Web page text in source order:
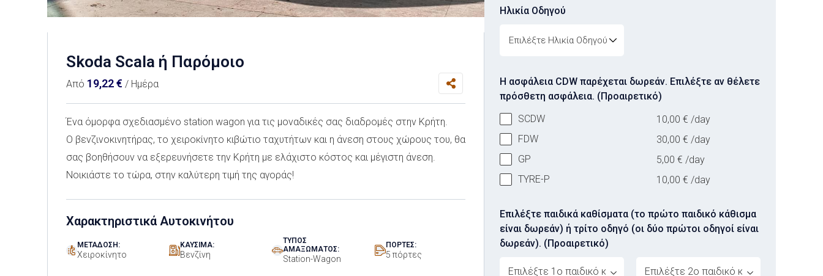
Skoda Scala ή Παρόμοιο
Από 19,22€ / Ημέρα
Ένα όμορφα σχεδιασμένο station wagon για τις μοναδικές σας διαδρομές στην Κρήτη.
Ο βενζινοκινητήρας, το χειροκίνητο κιβώτιο ταχυτήτων και η άνεση στους χώρους του, θα
σας βοηθήσουν να εξερευνήσετε την Κρήτη με ελάχιστο κόστος και μέγιστη άνεση.
Νοικιάστε το τώρα, στην καλύτερη τιμή της αγοράς!
Χαρακτηριστικά Αυτοκινήτου
ΜΕΤΆΔΟΣΗ:
Χειροκίνητο
ΚΑΎΣΙΜΑ:
Βενζίνη
ΤΎΠΟΣ
ΑΜΑΞΏΜΑΤΟΣ:
Station-Wagon
ΠΌΡΤΕΣ:
5 πόρτες
Ηλικία Οδηγού
Η ασφάλεια CDW παρέχεται δωρεάν. Επιλέξτε αν θέλετε
πρόσθετη ασφάλεια. (Προαιρετικό)
SCDW
10,00 € /day
FDW
30,00 € /day
GP
5,00 € /day
TYRE-P
10,00 € /day
Επιλέξτε παιδικά καθίσματα (το πρώτο παιδικό κάθισμα
είναι δωρεάν) ή τρίτο οδηγό (οι δύο πρώτοι οδηγοί είναι
δωρεάν). (Προαιρετικό)
ovabrw service[]
ovabrw service[]